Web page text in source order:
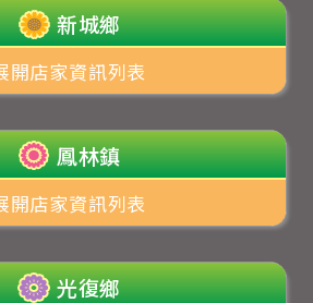
新城鄉
開店家資訊列表
鳳林鎮
開店家資訊列表
光復鄉